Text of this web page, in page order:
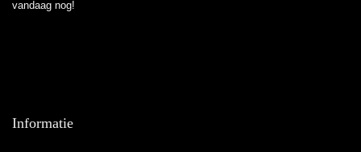
vandaag nog!
Informatie